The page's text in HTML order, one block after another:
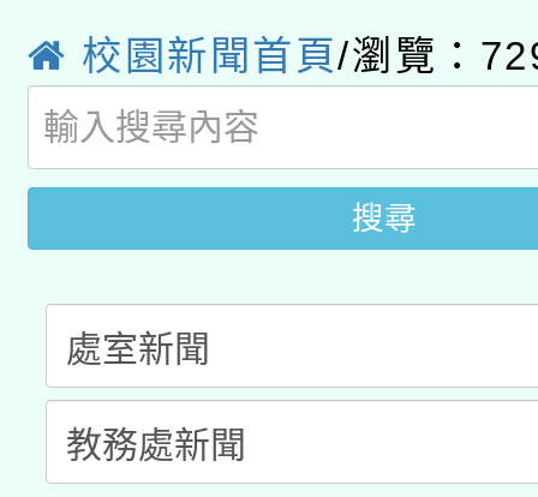
薪期間赴陸應申請許可
轉知經濟部水利署委託
業技術研究院辦理「
用水績優單位及節水達
115年8月22日(星期六
桃園市孔廟祈福系列
開 智慧啟航」
2026年桃園地景藝術
校園新聞首頁/瀏覽：
搜尋